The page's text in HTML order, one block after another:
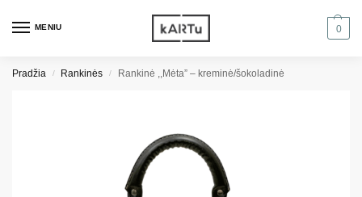
MENIU 0
Pradžia / Rankinės / Rankinė ,,Mėta” – kreminė/šokoladinė